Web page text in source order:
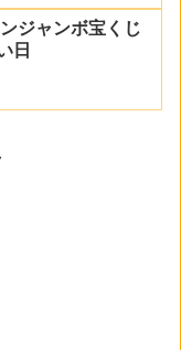
ジャンボ宝くじ
日